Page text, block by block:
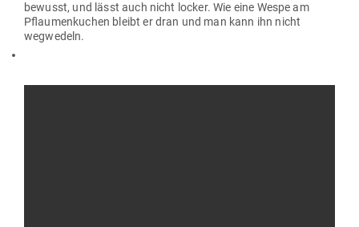
bewusst, und lässt auch nicht locker. Wie eine Wespe am
Pflau­men­kuchen bleibt er dran und man kann ihn nicht
wegwedeln.